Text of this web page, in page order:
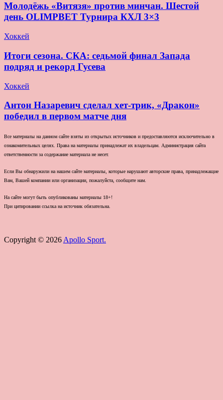
Молодёжь «Витязя» против минчан. Шестой
день OLIMPBET Турнира КХЛ 3×3
Хоккей
Итоги сезона. СКА: седьмой финал Запада
подряд и рекорд Гусева
Хоккей
Антон Назаревич сделал хет-трик, «Дракон»
победил в первом матче дня
Все материалы на данном сайте взяты из открытых источников и предоставляются исключительно в
ознакомительных целях. Права на материалы принадлежат их владельцам. Администрация сайта
ответственности за содержание материала не несет.
Если Вы обнаружили на нашем сайте материалы, которые нарушают авторские права, принадлежащие
Вам, Вашей компании или организации, пожалуйста, сообщите нам.
На сайте могут быть опубликованы материалы 18+!
При цитировании ссылка на источник обязательна.
Copyright © 2026 Apollo Sport.